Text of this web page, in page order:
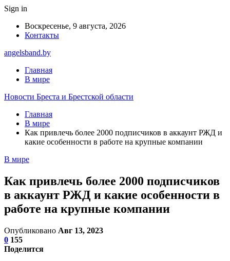
Sign in
Воскресенье, 9 августа, 2026
Контакты
angelsband.by
Главная
В мире
Новости Бреста и Брестской области
Главная
В мире
Как привлечь более 2000 подписчиков в аккаунт РЖД и
какие особенности в работе на крупные компании
В мире
Как привлечь более 2000 подписчиков
в аккаунт РЖД и какие особенности в
работе на крупные компании
Опубликовано Авг 13, 2023
0 155
Поделится